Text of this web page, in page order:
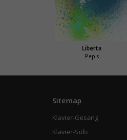
Liberta
Pep's
Sitemap
Klavier-Gesang
Klavier-Solo